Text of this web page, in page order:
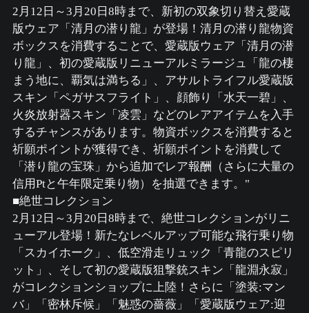
2月12日～3月20日8時まで、新初の双象切り替え愛蔵
版ウェア「清月の潜り龍」が登場！清月の潜り龍物資
ボックスを消費することで、愛蔵版ウェア「清月の潜
り龍」、初の愛蔵版リニューアルミラージュ「龍の棲
まう地に、覇気は満ちる」、アサルトライフル愛蔵版
スキン「ペガサスフライト」、顔飾り「水天一碧」、
火炎放射器スキン「凌雲」などのレアアイテムを入手
するチャンスがあります。物資ボックスを消費すると
祈願ポイントが獲得でき、祈願ポイントを消費して
「潜り龍の宝珠」から追加でレア報酬（さらに大量の
信用Ptと午年限定乗り物）を抽選できます。"
■絶世コレクション
2月12日～3月20日8時まで、絶世コレクションがリニ
ューアル登場！新たなレベルアップ可能な飛行乗り物
「スカイホーク」、低空滑走リュック「青龍のスピリ
ット」、そして初の愛蔵版狙撃銃スキン「龍淵永寂」
がコレクションショップに上陸！さらに「塗装:マン
バ」「密林斥候」「魅惑の薔薇」「愛蔵版ウェア:迎